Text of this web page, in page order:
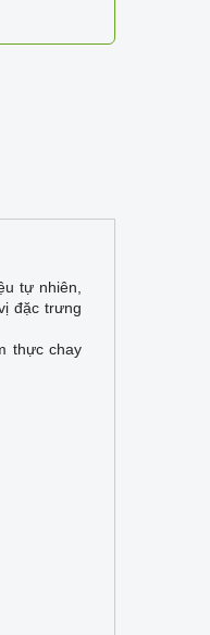
tự nhiên,
đặc trưng
thực chay